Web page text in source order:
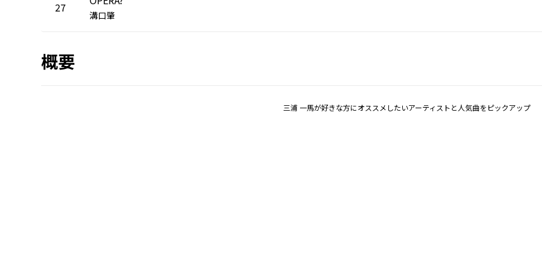
27
溝口肇
概要
三浦 一馬が好きな方にオススメしたいアーティストと人気曲をピックアップ